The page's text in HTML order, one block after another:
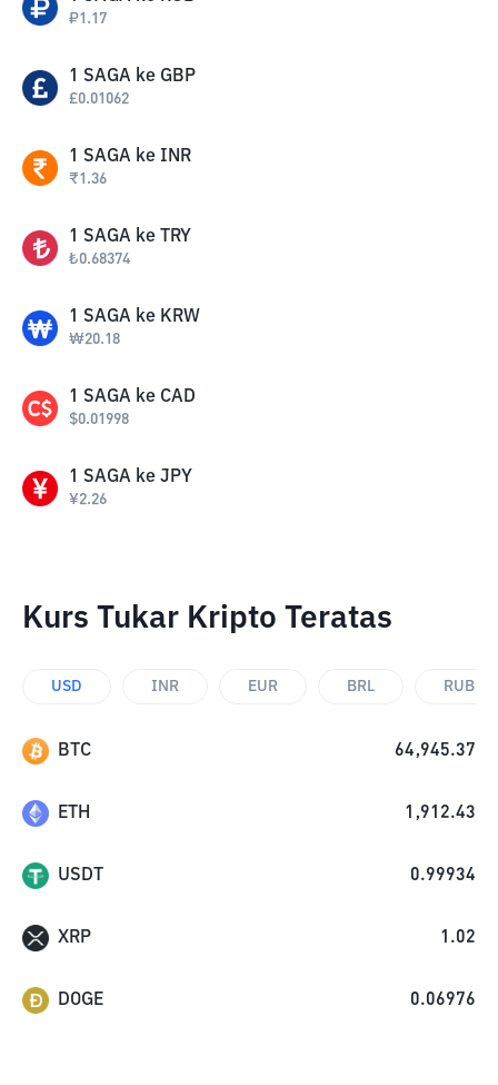
₽1.17
1 SAGA ke GBP
£0.01062
1 SAGA ke INR
₹1.36
1 SAGA ke TRY
₺0.68374
1 SAGA ke KRW
₩20.18
1 SAGA ke CAD
$0.01998
1 SAGA ke JPY
¥2.26
Kurs Tukar Kripto Teratas
USD INR EUR BRL RUB
BTC 64,945.37
ETH 1,912.43
USDT 0.99934
XRP 1.02
DOGE 0.06976